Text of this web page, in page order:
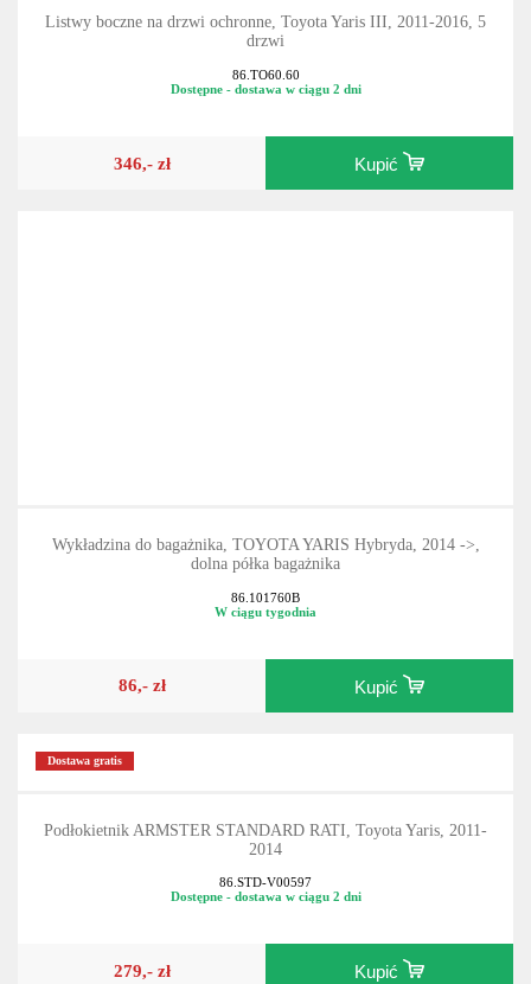
Listwy boczne na drzwi ochronne, Toyota Yaris III, 2011-2016, 5
drzwi
86.TO60.60
Dostępne - dostawa w ciągu 2 dni
346,- zł Kupić
Wykładzina do bagażnika, TOYOTA YARIS Hybryda, 2014 ->,
dolna półka bagażnika
86.101760B
W ciągu tygodnia
86,- zł Kupić
Dostawa gratis
Podłokietnik ARMSTER STANDARD RATI, Toyota Yaris, 2011-
2014
86.STD-V00597
Dostępne - dostawa w ciągu 2 dni
279,- zł Kupić